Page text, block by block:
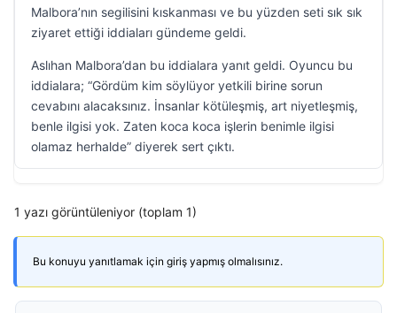
Malbora’nın segilisini kıskanması ve bu yüzden seti sık sık
ziyaret ettiği iddiaları gündeme geldi.
Aslıhan Malbora’dan bu iddialara yanıt geldi. Oyuncu bu
iddialara; “Gördüm kim söylüyor yetkili birine sorun
cevabını alacaksınız. İnsanlar kötüleşmiş, art niyetleşmiş,
benle ilgisi yok. Zaten koca koca işlerin benimle ilgisi
olamaz herhalde” diyerek sert çıktı.
1 yazı görüntüleniyor (toplam 1)
Bu konuyu yanıtlamak için giriş yapmış olmalısınız.